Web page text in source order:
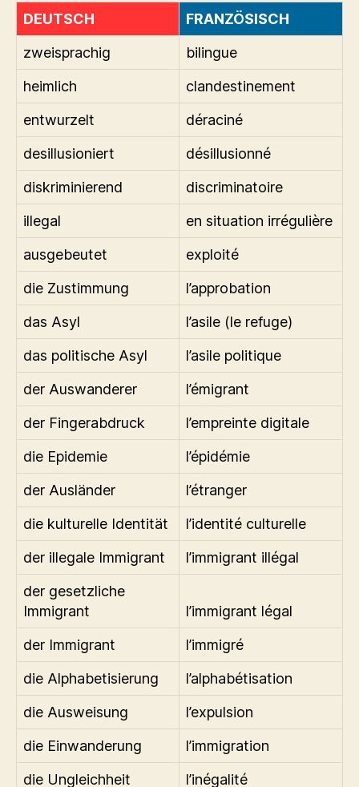
DEUTSCH
FRANZÖSISCH
zweisprachig
bilingue
heimlich
clandestinement
entwurzelt
déraciné
desillusioniert
désillusionné
diskriminierend
discriminatoire
illegal
en situation irrégulière
ausgebeutet
exploité
die Zustimmung
l’approbation
das Asyl
l’asile (le refuge)
das politische Asyl
l’asile politique
der Auswanderer
l’émigrant
der Fingerabdruck
l’empreinte digitale
die Epidemie
l’épidémie
der Ausländer
l’étranger
die kulturelle Identität
l’identité culturelle
der illegale Immigrant
l’immigrant illégal
der gesetzliche
Immigrant
l’immigrant légal
der Immigrant
l’immigré
die Alphabetisierung
l’alphabétisation
die Ausweisung
l’expulsion
die Einwanderung
l’immigration
die Ungleichheit
l’inégalité